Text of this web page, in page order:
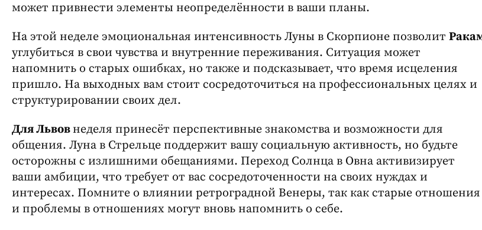
может привнести элементы неопределённости в ваши планы.
На этой неделе эмоциональная интенсивность Луны в Скорпионе позволит
углубиться в свои чувства и внутренние переживания. Ситуация может
напомнить о старых ошибках, но также и подсказывает, что время исцеления
пришло. На выходных вам стоит сосредоточиться на профессиональных целях и
структурировании своих дел.
Для Львов неделя принесёт перспективные знакомства и возможности для
общения. Луна в Стрельце поддержит вашу социальную активность, но будьте
осторожны с излишними обещаниями. Переход Солнца в Овна активизирует
ваши амбиции, что требует от вас сосредоточенности на своих нуждах и
интересах. Помните о влиянии ретроградной Венеры, так как старые отношения
и проблемы в отношениях могут вновь напомнить о себе.